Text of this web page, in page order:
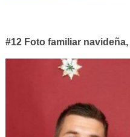
#12 Foto familiar